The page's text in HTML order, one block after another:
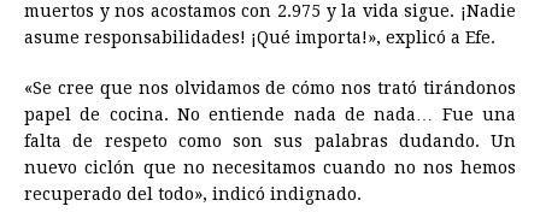
muertos y nos acostamos con 2.975 y la vida sigue. ¡Nadie
asume responsabilidades! ¡Qué importa!», explicó a Efe.
«Se cree que nos olvidamos de cómo nos trató tirándonos
papel de cocina. No entiende nada de nada… Fue una
falta de respeto como son sus palabras dudando. Un
nuevo ciclón que no necesitamos cuando no nos hemos
recuperado del todo», indicó indignado.